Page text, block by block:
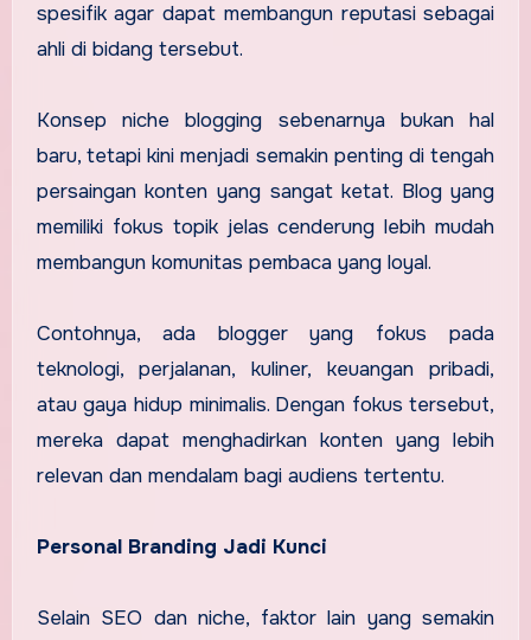
spesifik agar dapat membangun reputasi sebagai
ahli di bidang tersebut.
Konsep niche blogging sebenarnya bukan hal
baru, tetapi kini menjadi semakin penting di tengah
persaingan konten yang sangat ketat. Blog yang
memiliki fokus topik jelas cenderung lebih mudah
membangun komunitas pembaca yang loyal.
Contohnya, ada blogger yang fokus pada
teknologi, perjalanan, kuliner, keuangan pribadi,
atau gaya hidup minimalis. Dengan fokus tersebut,
mereka dapat menghadirkan konten yang lebih
relevan dan mendalam bagi audiens tertentu.
Personal Branding Jadi Kunci
Selain SEO dan niche, faktor lain yang semakin